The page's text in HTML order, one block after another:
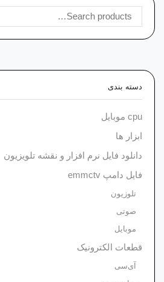
جستجو برای:
دسته‌ بندی
cpu موبایل
ابزار ها
دانلود فایل نرم افزار و نقشه تلویزیون
فایل دامپ emmctv
تلوزیون
صوتی
موبایل
قطعات الکترونیک
آی‌سی